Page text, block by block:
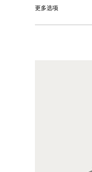
更多选项